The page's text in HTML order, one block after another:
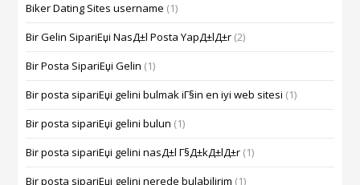
Biker Dating Sites username (1)
Bir Gelin SipariЕџi NasД±l Posta YapД±lД±r (2)
Bir Posta SipariЕџi Gelin (1)
Bir posta sipariЕџi gelini bulmak iГ§in en iyi web sitesi (1)
Bir posta sipariЕџi gelini bulun (1)
Bir posta sipariЕџi gelini nasД±l Г§Д±kД±lД±r (1)
Bir posta sipariЕџi gelini nerede bulabilirim (1)